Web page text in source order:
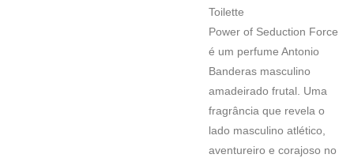
Toilette
Power of Seduction Force
é um perfume Antonio
Banderas masculino
amadeirado frutal. Uma
fragrância que revela o
lado masculino atlético,
aventureiro e corajoso no